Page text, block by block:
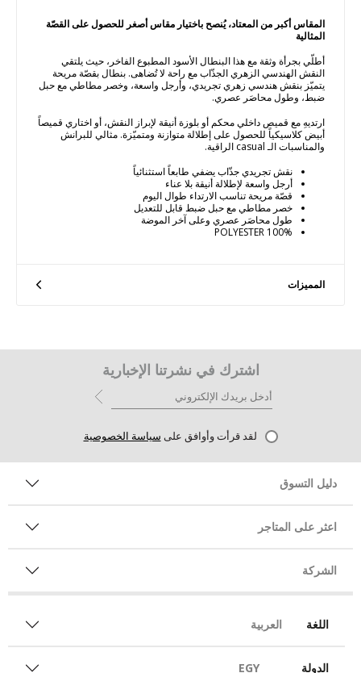
المقاس أكبر من المعتاد، يُنصح باختيار مقاس أصغر للحصول على القصّة
المثالية
أطلّي بجرأة وثقة مع هذا البنطال الأسود المطبوع الفاخر، حيث يلتقي
النقش الهندسي الزهري الجذّاب مع راحة لا تُضاهى. بنطال بقصّة مريحة
يتميّز بنقش هندسي زهري تجريدي، وأرجل واسعة، وخصر مطاطي مع حبل
ضبط، وطول محاصَر عصري.
ارتديهِ مع قميص داخلي محكم أو بلوزة أنيقة لإبراز النقش، أو اختاري قميصاً
أبيض كلاسيكياً للحصول على إطلالة متوازنة ومتميّزة. مثالي للبرانش
والمناسبات الـ casual الراقية.
نقش تجريدي جذّاب يضفي طابعاً استثنائياً
أرجل واسعة لإطلالة أنيقة بلا عناء
قصّة مريحة تناسب الارتداء طوال اليوم
خصر مطاطي مع حبل ضبط قابل للتعديل
طول محاصَر عصري وعلى آخر الموضة
100% POLYESTER
المميزات
اشترك في نشرتنا الإخبارية
لقد قرأت وأوافق على سياسة الخصوصية
دليل التسوق
اعثر على المتاجر
الشركة
اللغة العربية
الدولة EGY